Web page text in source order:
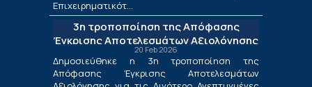
Επιχειρηματικότ...
3η τροποποίηση της Απόφασης
Έγκρισης Αποτελεσμάτων Αξιολόγησης
για τις Λιγότερο Ανεπτυγμένες
Περιφέρειες και για τις Περιφέρειες
Μετάβασης στο πλαίσιο της Δράσης
20 Feb 2026
Δημοσιεύθηκε η 3η τροποποίηση της
Απόφασης Έγκρισης Αποτελεσμάτων